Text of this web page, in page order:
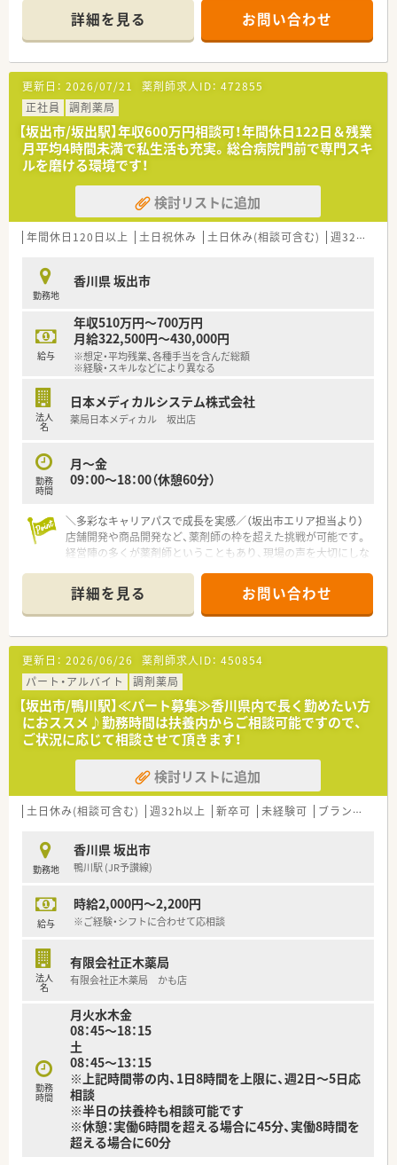
■大手チェーンならではの福利厚生、調剤設備、教育制度が整い
お仕事しやすい環境です。
■広域からの処方箋に対応している店舗です。枚数は比較的落
ち着いており、ゆったりとお仕事することが可能です。
〈会社の特徴〉
■中四国に200店舗以上展開する大手ドラッグストアです。さら
に増加中で成長性がある企業です。
■近年、関西方面にも店舗展開をしています。
■ドラッグストア併設調剤薬局を40店舗以上展開。
■店舗拡大に伴いキャリアアップできるポジションが多数あり！
頑張り次第で高給与も可能！
■日用品から医薬品・化粧品まで、従業員割引制度など支出を減
らせる嬉しいメリットもたくさんあります！
■「暮らしに役立つことなら何でも取り組もう」をモットーに、
機の他にバーコード照合監査システムを全店に導入していま
■月3日まで希望休を出すことが出来るため、プライベートの予
定が立てやすい環境が整っています。
■研修講師や在宅の推進、リクルーターなど、興味があれば調剤
以外の取組に参加することができます。
20～25枚程度になるように配置されてます。
余裕をもった人員配置で患者さまの対応にしっかりと時間を
使うことができます。
＜こんな方にオススメ＞
■調剤業務をメインとし服薬指導とともにOTC商材の提案もし
■調剤業務とOTC業務の両方に興味があり、薬剤師としての幅を
広げたい方
■店舗の皆で目標に向かってがんばりたい方
詳細を見る お問い合わせ
更新日： 2026/07/21 薬剤師求人ID： 472855
正社員
調剤薬局
【坂出市/坂出駅】年収600万円相談可！年間休日122日＆残業
月平均4時間未満で私生活も充実。総合病院門前で専門スキ
ルを磨ける環境です！
検討リストに追加
年間休日120日以上 土日祝休み 土日休み(相談可含む) 週32h以上
勤務地
香川県 坂出市
給与
年収510万円～700万円
月給322,500円～430,000円
※想定・平均残業、各種手当を含んだ総額
※経験・スキルなどにより異なる
法人
名
日本メディカルシステム株式会社
薬局日本メディカル 坂出店
勤務
時間
月～金
09：00～18：00（休憩60分）
＼多彩なキャリアパスで成長を実感／（坂出市エリア担当より）
店舗開発や商品開発など、薬剤師の枠を超えた挑戦が可能です。
経営陣の多くが薬剤師ということもあり、現場の声を大切にしな
【店舗情報と応需状況について】
■坂出駅から徒歩約13分の好立地に位置しており、水色の大き
な看板が目印となっている非常に視認性の高い明るい店舗で
す。
■門前の総合病院から多岐にわたる科目の処方箋を応需してお
り、1日平均50枚ほどの処方箋を3名の薬剤師で対応していま
す。
■店内はガラス張りで陽の光が差し込む開放的な造りとなって
おり、患者様がゆったりと過ごせる清潔感のある待合室が特徴で
す。
【募集背景と求める人物像について】
■さらなるサービス向上のための増員募集となっており、地域医
療に貢献したいという意欲的な薬剤師の方を幅広く求めていま
■店舗ごとに独立採算制を導入しているため、経営的な視点を持
って数字の管理や効率化に興味がある方を積極的に採用してい
ます。
た丁寧な服薬指導や商品提案ができる方を心よりお待ちしてい
ます。
■1990年に日本初の医療モールを誕生させた先駆的な企業であ
り、全店直営による一貫した質の高い医療サービスを提供してい
■創業以来45期連続で増収増益を達成しており、自己資本率60
パーセントを誇る無借金経営で抜群の安定性を維持していま
す。
■ヘルシー＆ビューティー事業として自社化粧品やサプリメン
トの開発も行っており、未病や予防の観点からも貢献していま
す。
【求人情報について】
■ご経験や前職の給与を考慮し年収600万円まで相談が可能で、
詳細を見る お問い合わせ
更新日： 2026/06/26 薬剤師求人ID： 450854
パート・アルバイト
調剤薬局
【坂出市/鴨川駅】≪パート募集≫香川県内で長く勤めたい方
におススメ♪勤務時間は扶養内からご相談可能ですので、
ご状況に応じて相談させて頂きます！
検討リストに追加
土日休み(相談可含む) 週32h以上 新卒可 未経験可 ブランク可
勤務地
香川県 坂出市
鴨川駅 (JR予讃線)
給与
時給2,000円～2,200円
※ご経験・シフトに合わせて応相談
法人
名
有限会社正木薬局
有限会社正木薬局 かも店
勤務
時間
月火水木金
08：45～18：15
土
08：45～13：15
※上記時間帯の内、1日8時間を上限に、週2日～5日応
相談
※半日の扶養枠も相談可能です
※休憩：実働6時間を超える場合に45分、実働8時間を
超える場合に60分